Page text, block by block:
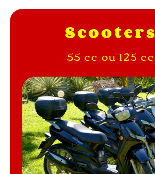
Scooters
55 cc ou 125 cc